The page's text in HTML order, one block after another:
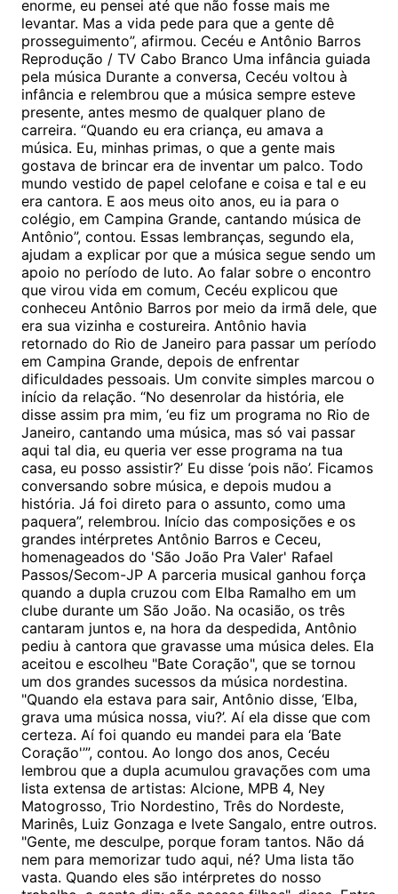
enorme, eu pensei até que não fosse mais me
levantar. Mas a vida pede para que a gente dê
prosseguimento”, afirmou. Cecéu e Antônio Barros
Reprodução / TV Cabo Branco Uma infância guiada
pela música Durante a conversa, Cecéu voltou à
infância e relembrou que a música sempre esteve
presente, antes mesmo de qualquer plano de
carreira. “Quando eu era criança, eu amava a
música. Eu, minhas primas, o que a gente mais
gostava de brincar era de inventar um palco. Todo
mundo vestido de papel celofane e coisa e tal e eu
era cantora. E aos meus oito anos, eu ia para o
colégio, em Campina Grande, cantando música de
Antônio”, contou. Essas lembranças, segundo ela,
ajudam a explicar por que a música segue sendo um
apoio no período de luto. Ao falar sobre o encontro
que virou vida em comum, Cecéu explicou que
conheceu Antônio Barros por meio da irmã dele, que
era sua vizinha e costureira. Antônio havia
retornado do Rio de Janeiro para passar um período
em Campina Grande, depois de enfrentar
dificuldades pessoais. Um convite simples marcou o
início da relação. “No desenrolar da história, ele
disse assim pra mim, ‘eu fiz um programa no Rio de
Janeiro, cantando uma música, mas só vai passar
aqui tal dia, eu queria ver esse programa na tua
casa, eu posso assistir?’ Eu disse ‘pois não’. Ficamos
conversando sobre música, e depois mudou a
história. Já foi direto para o assunto, como uma
paquera”, relembrou. Início das composições e os
grandes intérpretes Antônio Barros e Ceceu,
homenageados do 'São João Pra Valer' Rafael
Passos/Secom-JP A parceria musical ganhou força
quando a dupla cruzou com Elba Ramalho em um
clube durante um São João. Na ocasião, os três
cantaram juntos e, na hora da despedida, Antônio
pediu à cantora que gravasse uma música deles. Ela
aceitou e escolheu "Bate Coração", que se tornou
um dos grandes sucessos da música nordestina.
"Quando ela estava para sair, Antônio disse, ‘Elba,
grava uma música nossa, viu?’. Aí ela disse que com
certeza. Aí foi quando eu mandei para ela ‘Bate
Coração'’”, contou. Ao longo dos anos, Cecéu
lembrou que a dupla acumulou gravações com uma
lista extensa de artistas: Alcione, MPB 4, Ney
Matogrosso, Trio Nordestino, Três do Nordeste,
Marinês, Luiz Gonzaga e Ivete Sangalo, entre outros.
"Gente, me desculpe, porque foram tantos. Não dá
nem para memorizar tudo aqui, né? Uma lista tão
vasta. Quando eles são intérpretes do nosso